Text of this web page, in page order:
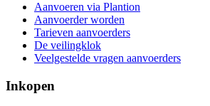
Aanvoeren via Plantion
Aanvoerder worden
Tarieven aanvoerders
De veilingklok
Veelgestelde vragen aanvoerders
Inkopen